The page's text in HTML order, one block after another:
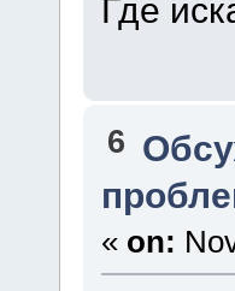
Где
6
« on: